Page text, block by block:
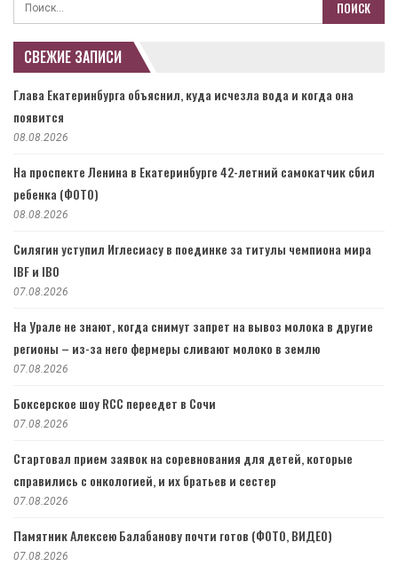
СВЕЖИЕ ЗАПИСИ
Глава Екатеринбурга объяснил, куда исчезла вода и когда она
появится
08.08.2026
На проспекте Ленина в Екатеринбурге 42-летний самокатчик сбил
ребенка (ФОТО)
08.08.2026
Силягин уступил Иглесиасу в поединке за титулы чемпиона мира
IBF и IBO
07.08.2026
На Урале не знают, когда снимут запрет на вывоз молока в другие
регионы – из-за него фермеры сливают молоко в землю
07.08.2026
Боксерское шоу RCC переедет в Сочи
07.08.2026
Стартовал прием заявок на соревнования для детей, которые
справились с онкологией, и их братьев и сестер
07.08.2026
Памятник Алексею Балабанову почти готов (ФОТО, ВИДЕО)
07.08.2026